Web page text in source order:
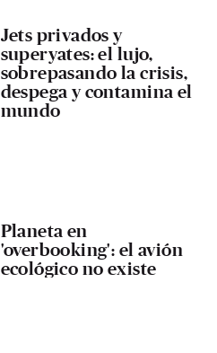
Jets privados y
superyates: el lujo,
sobrepasando la crisis,
despega y contamina el
mundo
Planeta en
'overbooking': el avión
ecológico no existe